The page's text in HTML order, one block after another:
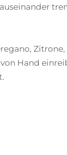
Hand